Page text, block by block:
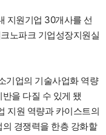
지원기업 30개사를 선
노파크 기업성장지원실
기업의 기술사업화 역량
을 다질 수 있게 됐
지원 역량과 카이스트의
경쟁력을 한층 강화할